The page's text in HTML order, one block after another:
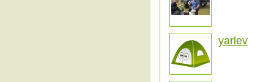
yarlev